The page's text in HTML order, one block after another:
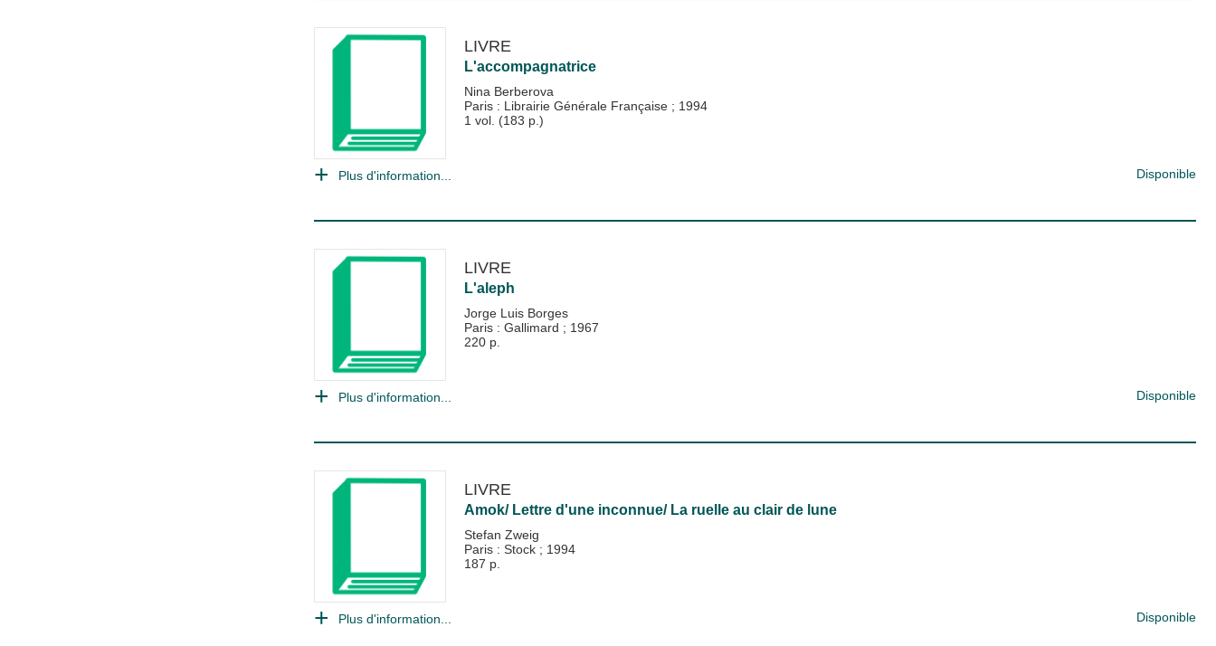
LIVRE
L'accompagnatrice
Nina Berberova
Paris : Librairie Générale Française ; 1994
1 vol. (183 p.)
Plus d'information... Disponible
LIVRE
L'aleph
Jorge Luis Borges
Paris : Gallimard ; 1967
220 p.
Plus d'information... Disponible
LIVRE
Amok/ Lettre d'une inconnue/ La ruelle au clair de lune
Stefan Zweig
Paris : Stock ; 1994
187 p.
Plus d'information... Disponible